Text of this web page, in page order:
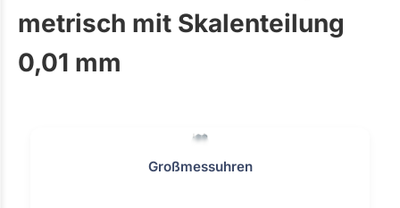
metrisch mit Skalenteilung
0,01 mm
Großmessuhren